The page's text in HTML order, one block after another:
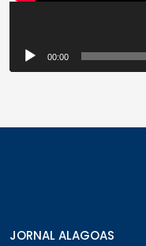
00:00
JORNAL ALAGOAS